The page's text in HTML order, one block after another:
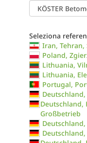
Seleziona
Iran,
Poland,
Lithuania,
Lithuania,
Portugal,
Deutschland,
Großbetrieb